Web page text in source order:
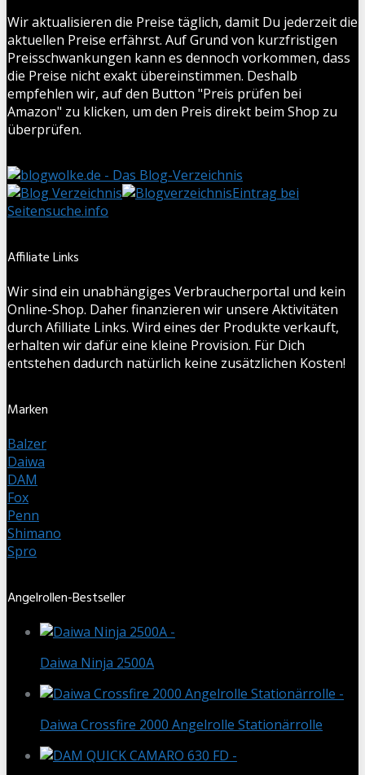
Wir aktualisieren die Preise täglich, damit Du jederzeit die
aktuellen Preise erfährst. Auf Grund von kurzfristigen
Preisschwankungen kann es dennoch vorkommen, dass
die Preise nicht exakt übereinstimmen. Deshalb
empfehlen wir, auf den Button "Preis prüfen bei
Amazon" zu klicken, um den Preis direkt beim Shop zu
überprüfen.
Eintrag bei
Seitensuche.info
Affiliate Links
Wir sind ein unabhängiges Verbraucherportal und kein
Online-Shop. Daher finanzieren wir unsere Aktivitäten
durch Afilliate Links. Wird eines der Produkte verkauft,
erhalten wir dafür eine kleine Provision. Für Dich
entstehen dadurch natürlich keine zusätzlichen Kosten!
Marken
Balzer
Daiwa
DAM
Fox
Penn
Shimano
Spro
Angelrollen-Bestseller
Daiwa Ninja 2500A
Daiwa Crossfire 2000 Angelrolle Stationärrolle